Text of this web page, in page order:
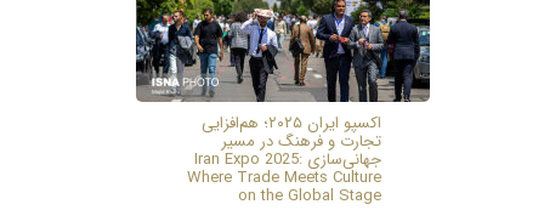
اکسپو ایران ۲۰۲۵؛ هم‌افزایی
تجارت و فرهنگ در مسیر
جهانی‌سازی Iran Expo 2025:
Where Trade Meets Culture
on the Global Stage